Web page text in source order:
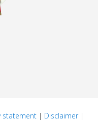
statement | Disclaimer|